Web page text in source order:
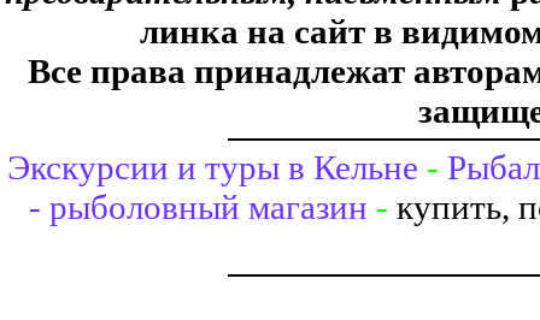
линка на сайт в
Все права принадлежат
Экскурсии и туры в Кельне -
- рыболовный магазин - купить,